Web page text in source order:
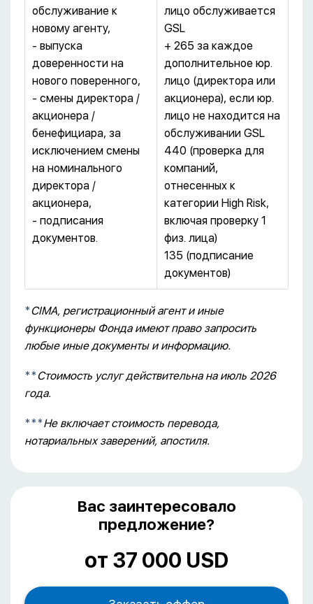
обслуживание к
новому агенту,
- выпуска
доверенности на
нового поверенного,
- смены директора /
акционера /
бенефициара, за
исключением смены
на номинального
директора /
акционера,
- подписания
документов.
лицо обслуживается
GSL
+ 265 за каждое
дополнительное юр.
лицо (директора или
акционера), если юр.
лицо не находится на
обслуживании GSL
440 (проверка для
компаний,
отнесенных к
категории High Risk,
включая проверку 1
физ. лица)
135 (подписание
документов)
*CIMA, регистрационный агент и иные
функционеры Фонда имеют право запросить
любые иные документы и информацию.
**Стоимость услуг действительна на июль 2026
года.
***Не включает стоимость перевода,
нотариальных заверений, апостиля.
Вас заинтересовало
предложение?
от 37 000 USD